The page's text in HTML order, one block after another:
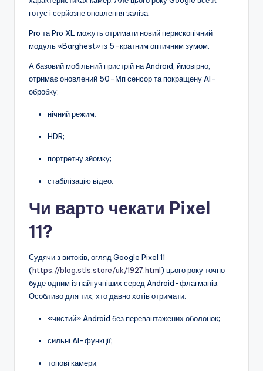
готує і серйозне оновлення заліза.
Pro та Pro XL можуть отримати новий перископічний
модуль «Barghest» із 5-кратним оптичним зумом.
А базовий мобільний пристрій на Android, ймовірно,
отримає оновлений 50-Мп сенсор та покращену AI-
обробку:
нічний режим;
HDR;
портретну зйомку;
стабілізацію відео.
Чи варто чекати Pixel
11?
Судячи з витоків, огляд Google Pixel 11
(https://blog.stls.store/uk/1927.html) цього року точно
буде одним із найгучніших серед Android-флагманів.
Особливо для тих, хто давно хотів отримати:
«чистий» Android без перевантажених оболонок;
сильні AI-функції;
топові камери;